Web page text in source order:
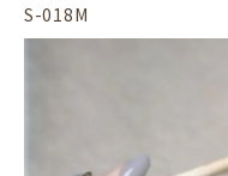
S-018M